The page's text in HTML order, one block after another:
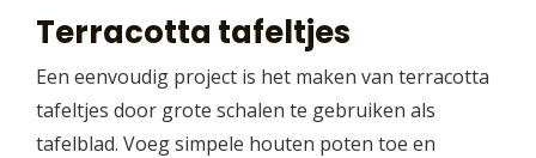
Terracotta tafeltjes
Een eenvoudig project is het maken van terracotta
tafeltjes door grote schalen te gebruiken als
tafelblad. Voeg simpele houten poten toe en